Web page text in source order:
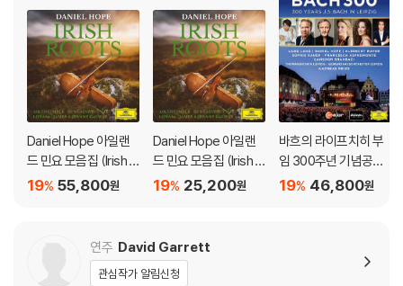
Daniel Hope 아일랜
드 민요 모음집 (Irish R
oots) [2LP]
55,800원
19%
Daniel Hope 아일랜
드 민요 모음집 (Irish R
oots) 25,200원
19%
바흐의 라이프치히 부
임 300주년 기념공연
(Bach 300 - 300 Ye
46,800원
19%
연주 David Garrett
관심작가 알림신청